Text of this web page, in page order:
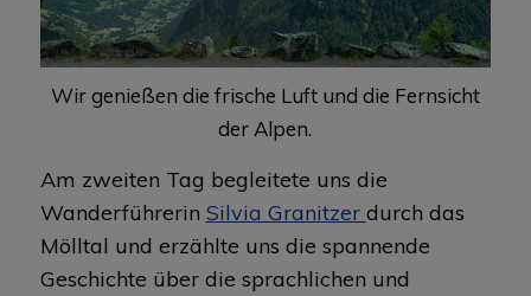
Wir genießen die frische Luft und die Fernsicht
der Alpen.
Am zweiten Tag begleitete uns die
Wanderführerin Silvia Granitzer durch das
Mölltal und erzählte uns die spannende
Geschichte über die sprachlichen und